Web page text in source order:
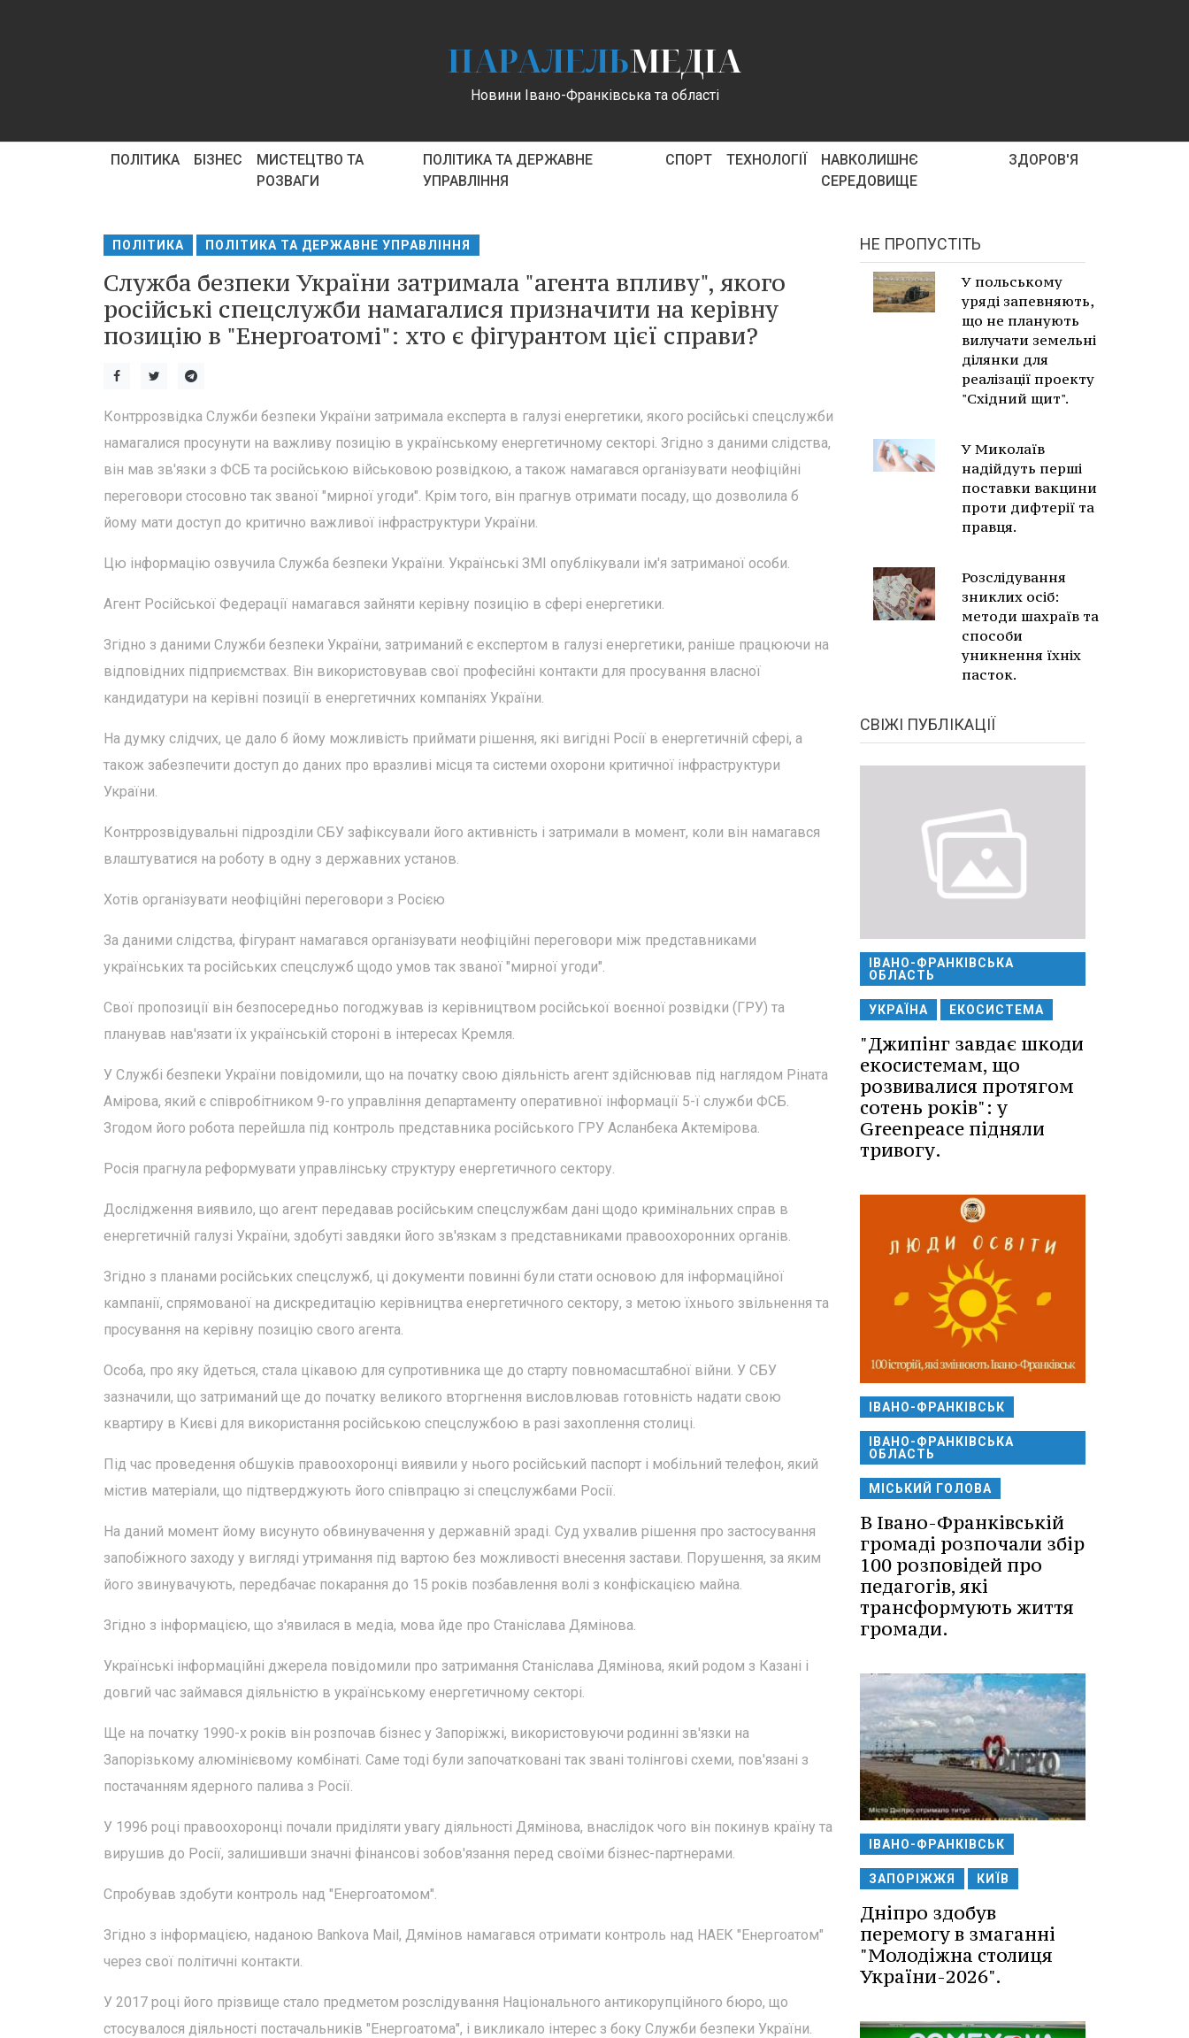
ПАРАЛЕЛЬМЕДІА
Новини Івано-Франківська та області
ПОЛІТИКА БІЗНЕС
МИСТЕЦТВО ТА
РОЗВАГИ
ПОЛІТИКА ТА ДЕРЖАВНЕ
УПРАВЛІННЯ
СПОРТ ТЕХНОЛОГІЇ
НАВКОЛИШНЄ
СЕРЕДОВИЩЕ
ЗДОРОВ'Я
ПОЛІТИКА ПОЛІТИКА ТА ДЕРЖАВНЕ УПРАВЛІННЯ
Служба безпеки України затримала "агента впливу", якого
російські спецслужби намагалися призначити на керівну
позицію в "Енергоатомі": хто є фігурантом цієї справи?
Контррозвідка Служби безпеки України затримала експерта в галузі енергетики, якого російські спецслужби
намагалися просунути на важливу позицію в українському енергетичному секторі. Згідно з даними слідства,
він мав зв'язки з ФСБ та російською військовою розвідкою, а також намагався організувати неофіційні
переговори стосовно так званої "мирної угоди". Крім того, він прагнув отримати посаду, що дозволила б
йому мати доступ до критично важливої інфраструктури України.
Цю інформацію озвучила Служба безпеки України. Українські ЗМІ опублікували ім'я затриманої особи.
Агент Російської Федерації намагався зайняти керівну позицію в сфері енергетики.
Згідно з даними Служби безпеки України, затриманий є експертом в галузі енергетики, раніше працюючи на
відповідних підприємствах. Він використовував свої професійні контакти для просування власної
кандидатури на керівні позиції в енергетичних компаніях України.
На думку слідчих, це дало б йому можливість приймати рішення, які вигідні Росії в енергетичній сфері, а
також забезпечити доступ до даних про вразливі місця та системи охорони критичної інфраструктури
України.
Контррозвідувальні підрозділи СБУ зафіксували його активність і затримали в момент, коли він намагався
влаштуватися на роботу в одну з державних установ.
Хотів організувати неофіційні переговори з Росією
За даними слідства, фігурант намагався організувати неофіційні переговори між представниками
українських та російських спецслужб щодо умов так званої "мирної угоди".
Свої пропозиції він безпосередньо погоджував із керівництвом російської воєнної розвідки (ГРУ) та
планував нав'язати їх українській стороні в інтересах Кремля.
У Службі безпеки України повідомили, що на початку свою діяльність агент здійснював під наглядом Ріната
Амірова, який є співробітником 9-го управління департаменту оперативної інформації 5-ї служби ФСБ.
Згодом його робота перейшла під контроль представника російського ГРУ Асланбека Актемірова.
Росія прагнула реформувати управлінську структуру енергетичного сектору.
Дослідження виявило, що агент передавав російським спецслужбам дані щодо кримінальних справ в
енергетичній галузі України, здобуті завдяки його зв'язкам з представниками правоохоронних органів.
Згідно з планами російських спецслужб, ці документи повинні були стати основою для інформаційної
кампанії, спрямованої на дискредитацію керівництва енергетичного сектору, з метою їхнього звільнення та
просування на керівну позицію свого агента.
Особа, про яку йдеться, стала цікавою для супротивника ще до старту повномасштабної війни. У СБУ
зазначили, що затриманий ще до початку великого вторгнення висловлював готовність надати свою
квартиру в Києві для використання російською спецслужбою в разі захоплення столиці.
Під час проведення обшуків правоохоронці виявили у нього російський паспорт і мобільний телефон, який
містив матеріали, що підтверджують його співпрацю зі спецслужбами Росії.
На даний момент йому висунуто обвинувачення у державній зраді. Суд ухвалив рішення про застосування
запобіжного заходу у вигляді утримання під вартою без можливості внесення застави. Порушення, за яким
його звинувачують, передбачає покарання до 15 років позбавлення волі з конфіскацією майна.
Згідно з інформацією, що з'явилася в медіа, мова йде про Станіслава Дямінова.
Українські інформаційні джерела повідомили про затримання Станіслава Дямінова, який родом з Казані і
довгий час займався діяльністю в українському енергетичному секторі.
Ще на початку 1990-х років він розпочав бізнес у Запоріжжі, використовуючи родинні зв'язки на
Запорізькому алюмінієвому комбінаті. Саме тоді були започатковані так звані толінгові схеми, пов'язані з
постачанням ядерного палива з Росії.
У 1996 році правоохоронці почали приділяти увагу діяльності Дямінова, внаслідок чого він покинув країну та
вирушив до Росії, залишивши значні фінансові зобов'язання перед своїми бізнес-партнерами.
Спробував здобути контроль над "Енергоатомом".
Згідно з інформацією, наданою Bankova Mail, Дямінов намагався отримати контроль над НАЕК "Енергоатом"
через свої політичні контакти.
У 2017 році його прізвище стало предметом розслідування Національного антикорупційного бюро, що
стосувалося діяльності постачальників "Енергоатома", і викликало інтерес з боку Служби безпеки України.
НЕ ПРОПУСТІТЬ
У польському
уряді запевняють,
що не планують
вилучати земельні
ділянки для
реалізації проекту
"Східний щит".
У Миколаїв
надійдуть перші
поставки вакцини
проти дифтерії та
правця.
Розслідування
зниклих осіб:
методи шахраїв та
способи
уникнення їхніх
пасток.
СВІЖІ ПУБЛІКАЦІЇ
ІВАНО-ФРАНКІВСЬКА
ОБЛАСТЬ
УКРАЇНА ЕКОСИСТЕМА
"Джипінг завдає шкоди
екосистемам, що
розвивалися протягом
сотень років": у
Greenpeace підняли
тривогу.
ІВАНО-ФРАНКІВСЬК
ІВАНО-ФРАНКІВСЬКА
ОБЛАСТЬ
МІСЬКИЙ ГОЛОВА
В Івано-Франківській
громаді розпочали збір
100 розповідей про
педагогів, які
трансформують життя
громади.
ІВАНО-ФРАНКІВСЬК
ЗАПОРІЖЖЯ КИЇВ
Дніпро здобув
перемогу в змаганні
"Молодіжна столиця
України-2026".